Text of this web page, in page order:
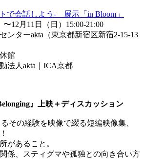
トで会話しよう- 展示「in Bloom」
12月11日（日）15:00-21:00
ンターakta（東京都新宿区新宿2-15-13
館
法人akta｜ICA京都
』上映＋ディスカッション
その経験を映像で綴る短編映像集、
があること。
係、スティグマや孤独との向き合い方